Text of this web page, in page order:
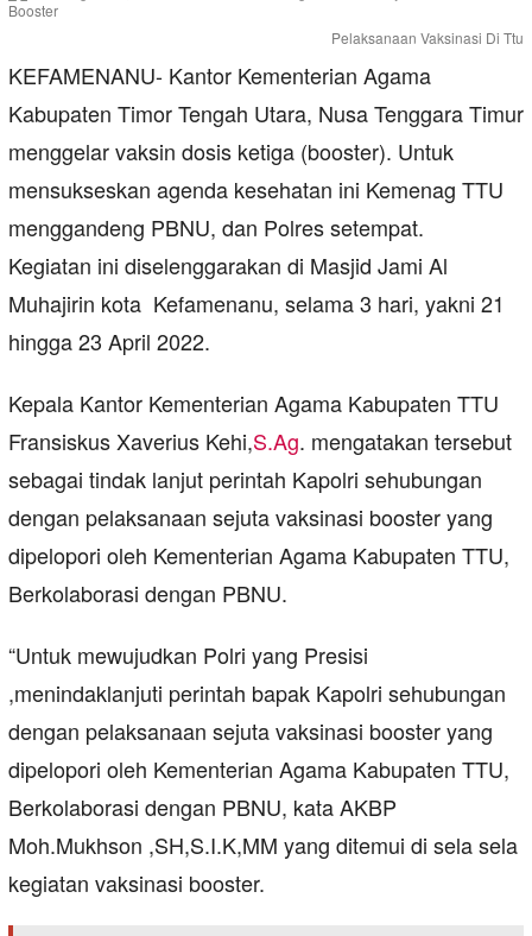
Pelaksanaan Vaksinasi Di Ttu
KEFAMENANU- Kantor Kementerian Agama
Kabupaten Timor Tengah Utara, Nusa Tenggara Timur
menggelar vaksin dosis ketiga (booster). Untuk
mensukseskan agenda kesehatan ini Kemenag TTU
menggandeng PBNU, dan Polres setempat.
Kegiatan ini diselenggarakan di Masjid Jami Al
Muhajirin kota Kefamenanu, selama 3 hari, yakni 21
hingga 23 April 2022.
Kepala Kantor Kementerian Agama Kabupaten TTU
Fransiskus Xaverius Kehi,S.Ag. mengatakan tersebut
sebagai tindak lanjut perintah Kapolri sehubungan
dengan pelaksanaan sejuta vaksinasi booster yang
dipelopori oleh Kementerian Agama Kabupaten TTU,
Berkolaborasi dengan PBNU.
“Untuk mewujudkan Polri yang Presisi
,menindaklanjuti perintah bapak Kapolri sehubungan
dengan pelaksanaan sejuta vaksinasi booster yang
dipelopori oleh Kementerian Agama Kabupaten TTU,
Berkolaborasi dengan PBNU, kata AKBP
Moh.Mukhson ,SH,S.I.K,MM yang ditemui di sela sela
kegiatan vaksinasi booster.